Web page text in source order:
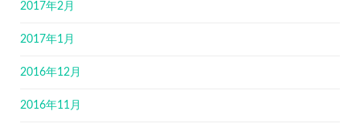
2017年2月
2017年1月
2016年12月
2016年11月